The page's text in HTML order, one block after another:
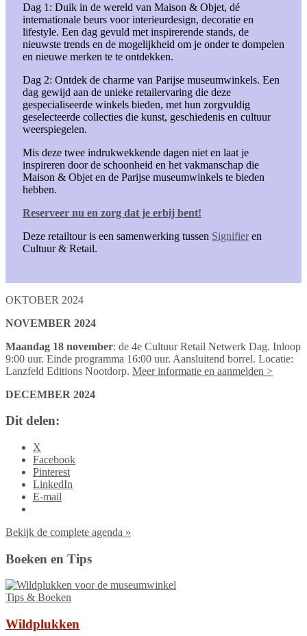
Dag 1: Duik in de wereld van Maison & Objet, dé
internationale beurs voor interieurdesign, decoratie en
lifestyle. Een dag gevuld met inspirerende stands, de
nieuwste trends en de mogelijkheid om je onder te dompelen
en nieuwe merken te te ontdekken.
Dag 2: Ontdek de charme van Parijse museumwinkels. Een
dag gewijd aan de unieke retailervaring die deze
gespecialiseerde winkels bieden, met hun zorgvuldig
geselecteerde collecties die kunst, geschiedenis en cultuur
weerspiegelen.
Mis deze twee indrukwekkende dagen niet en laat je
inspireren door de schoonheid en het vakmanschap die
Maison & Objet en de Parijse museumwinkels te bieden
hebben.
Reserveer nu en zorg dat je erbij bent!
Deze retailtour is een samenwerking tussen Signifieren
Cultuur & Retail.
OKTOBER 2024
NOVEMBER 2024
Maandag 18 november: de 4e Cultuur Retail Netwerk Dag. Inloop
9:00 uur. Einde programma 16:00 uur. Aansluitend borrel. Locatie:
Lanzfeld Editions Nootdorp. Meer informatie en aanmelden >
DECEMBER 2024
Dit delen:
X
Facebook
Pinterest
LinkedIn
E-mail
Bekijk de complete agenda »
Boeken en Tips
Tips & Boeken
Wildplukken